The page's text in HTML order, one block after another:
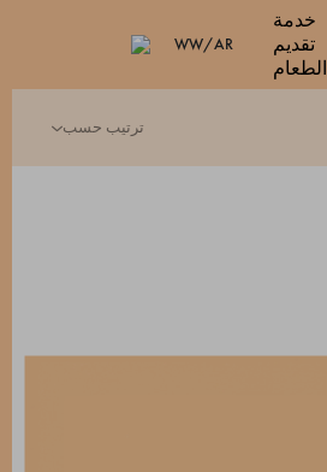
خدمة
تقديم
الطعام
WW/AR
ترتيب حسب